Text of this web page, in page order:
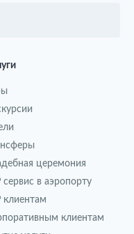
церемония
сервис в аэропорту
клиентам
клиентам